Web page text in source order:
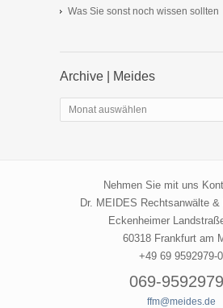
Was Sie sonst noch wissen sollten
Archive | Meides
Archive
|
Nehmen Sie mit uns
Dr. MEIDES Rechtsanwälte &
Eckenheimer
60318 Frankfurt am
+49 69 9592979-0
069-
ffm@meides.de